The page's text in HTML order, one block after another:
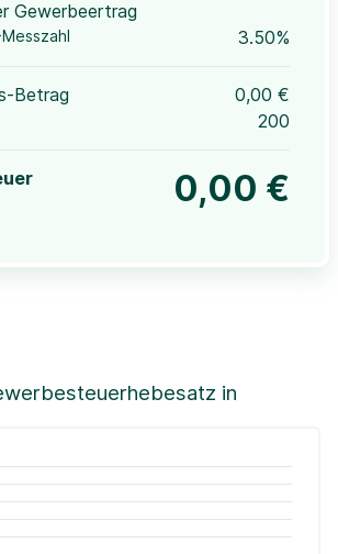
Gewerbeertrag
3.50%
Betrag 0,00 €
200
0,00 €
in
©CartoDB,